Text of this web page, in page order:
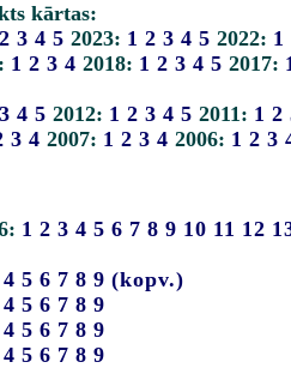
kārtas:
2 3 4 5 2023: 1 2 3 4 5 2022: 1
1 2 3 4 2018: 1 2 3 4 5 2017:
3 4 5 2012: 1 2 3 4 5 2011: 1 2
3 4 2007: 1 2 3 4 2006: 1 2 3
1 2 3 4 5 6 7 8 9 10 11 12
4 5 6 7 8 9 (kopv.)
4 5 6 7 8 9
4 5 6 7 8 9
4 5 6 7 8 9